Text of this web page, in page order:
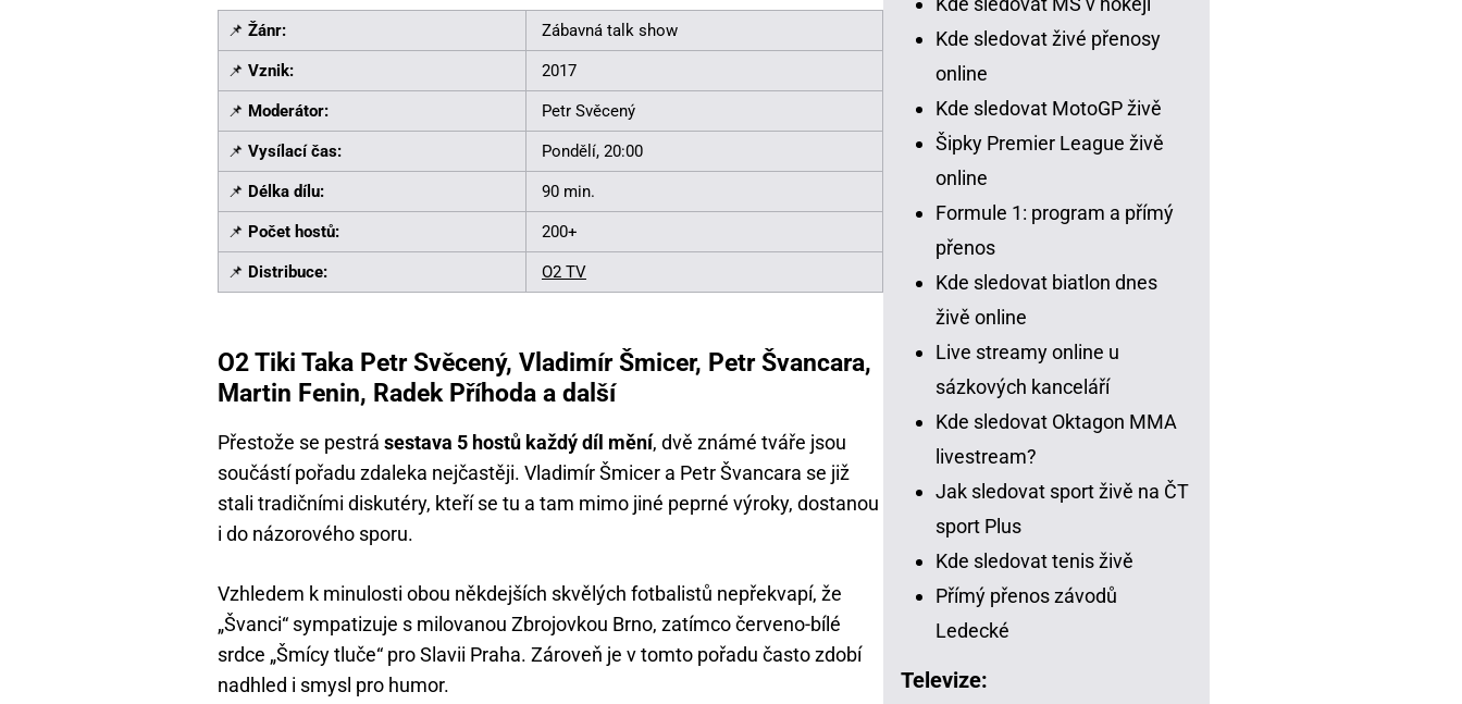
📌 Žánr: Zábavná talk show
📌 Vznik: 2017
📌 Moderátor: Petr Svěcený
📌 Vysílací čas: Pondělí, 20:00
📌 Délka dílu: 90 min.
📌 Počet hostů: 200+
📌 Distribuce: O2 TV
O2 Tiki Taka Petr Svěcený, Vladimír Šmicer, Petr Švancara,
Martin Fenin, Radek Příhoda a další
Přestože se pestrá sestava 5 hostů každý díl mění, dvě známé tváře jsou
součástí pořadu zdaleka nejčastěji. Vladimír Šmicer a Petr Švancara se již
stali tradičními diskutéry, kteří se tu a tam mimo jiné peprné výroky, dostanou
i do názorového sporu.
Vzhledem k minulosti obou někdejších skvělých fotbalistů nepřekvapí, že
„Švanci“ sympatizuje s milovanou Zbrojovkou Brno, zatímco červeno-bílé
srdce „Šmícy tluče“ pro Slavii Praha. Zároveň je v tomto pořadu často zdobí
nadhled i smysl pro humor.
Kde sledovat živé přenosy
online
Kde sledovat MotoGP živě
Šipky Premier League živě
online
Formule 1: program a přímý
přenos
Kde sledovat biatlon dnes
živě online
Live streamy online u
sázkových kanceláří
Kde sledovat Oktagon MMA
livestream?
Jak sledovat sport živě na ČT
sport Plus
Kde sledovat tenis živě
Přímý přenos závodů
Ledecké
Televize: